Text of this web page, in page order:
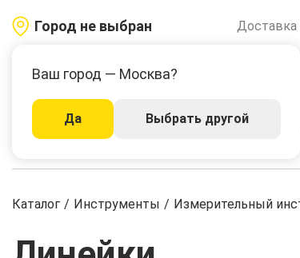
Город не выбран
Ваш город — Москва?
Да Выбрать другой
Доставка
Каталог Акции
Каталог / Инструменты / Измерительный